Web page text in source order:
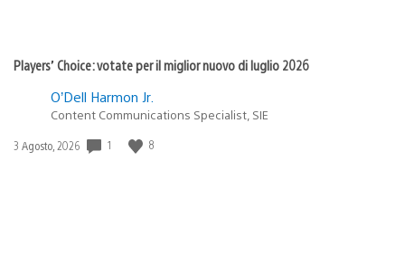
Players’ Choice: votate per il miglior nuovo di luglio 2026
O’Dell Harmon Jr.
Content Communications Specialist, SIE
Data
3 Agosto, 2026 1 8